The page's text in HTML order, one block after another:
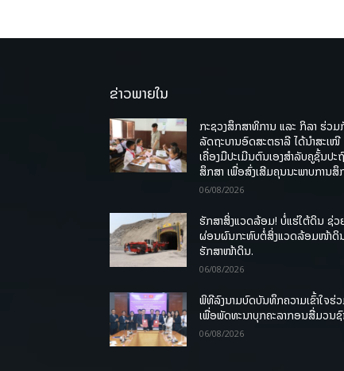
ຂ່າວພາຍໃນ
ກະຊວງສຶກສາທິການ ແລະ ກິລາ ຮ່ວມ
ລັດຖະບານອົດສະຕຣາລີ ໄດ້ນຳສະເໜີ
ເຄື່ອງມືປະເມີນຕົນເອງສຳລັບຄູຊັ້ນປະ
ສຶກສາ ເພື່ອສົ່ງເສີມຄຸນນະພາບການສຶ
06/08/2026
ຮັກສາສິ່ງແວດລ້ອມ! ບໍ່ແຮ່ໃຕ້ດິນ ຊ່ວ
ຜ່ອນຜົນກະທົບຕໍ່ສິ່ງແວດລ້ອມໜ້າດິ
ຮັກສາໜ້າດິນ.
06/08/2026
ພິທີລົງນາມບົດບັນທຶກຄວາມເຂົ້າໃຈຮ່
ເພື່ອພັດທະນາບຸກຄະລາກອນສື່ມວນຊົ
06/08/2026